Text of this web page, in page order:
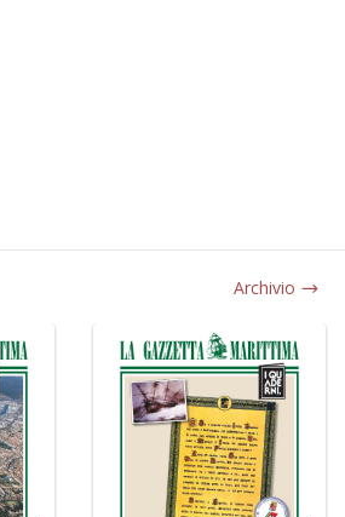
Archivio